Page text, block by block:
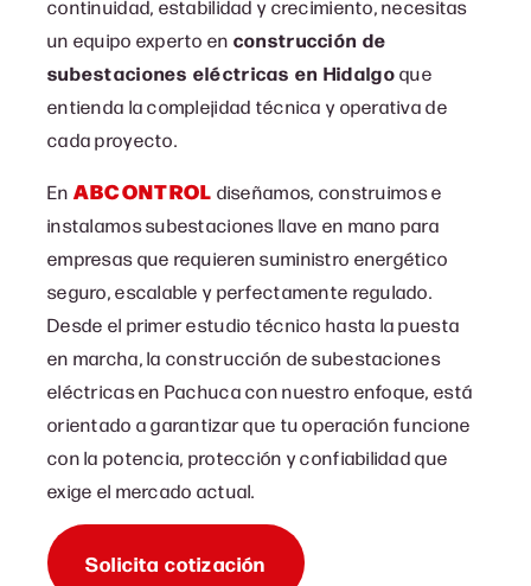
continuidad, estabilidad y crecimiento, necesitas
un equipo experto en construcción de
subestaciones eléctricas en Hidalgoque
entienda la complejidad técnica y operativa de
cada proyecto.
En ABCONTROL diseñamos, construimos e
instalamos subestaciones llave en mano para
empresas que requieren suministro energético
seguro, escalable y perfectamente regulado.
Desde el primer estudio técnico hasta la puesta
en marcha, la construcción de subestaciones
eléctricas en Pachuca connuestro enfoque, está
orientado a garantizar que tu operación funcione
con la potencia, protección y confiabilidad que
exige el mercado actual.
Solicita cotización